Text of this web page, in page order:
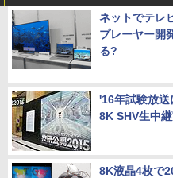
ネットでテレ
プレーヤー開
る?
'16年試験放送
8K SHV生中
8K液晶4枚で